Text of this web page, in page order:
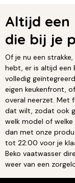
Altijd een
die bij je
Of je nu een
hebt, er is altijd een
volledig
eigen keukenfront,
overal neerzet. Met
dat wilt, zodat ook
welk model of
dan met onze
tot 22:00 voor je
Beko vaatwasser
weer van een